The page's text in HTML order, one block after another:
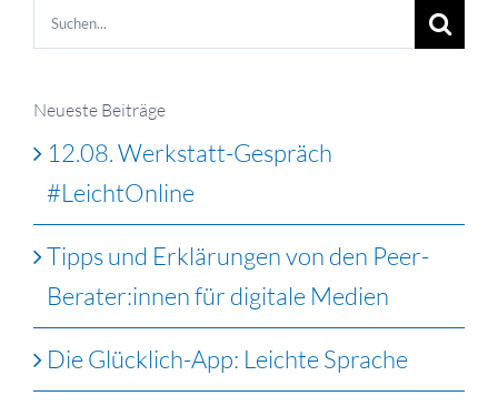
Suche
nach:
Neueste Beiträge
12.08. Werkstatt-Gespräch
#LeichtOnline
Tipps und Erklärungen von den Peer-
Berater:innen für digitale Medien
Die Glücklich-App: Leichte Sprache